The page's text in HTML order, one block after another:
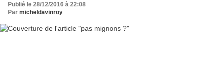
Publié le 28/12/2016 à 22:08
Par micheldavinroy